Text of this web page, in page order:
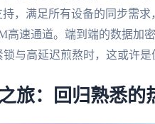
持，满足所有设备的同步需
高速通道。端到端的数据加
锁与高延迟煎熬时，这或许是
旅：回归熟悉的